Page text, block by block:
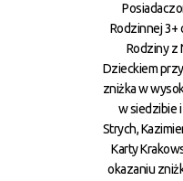
Rodzinnej 3+
Rodziny z
Dzieckiem
zniżka w
w siedzibie i
Strych,
Karty
okazaniu